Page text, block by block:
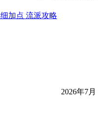
加点 流派攻略
2026年7月